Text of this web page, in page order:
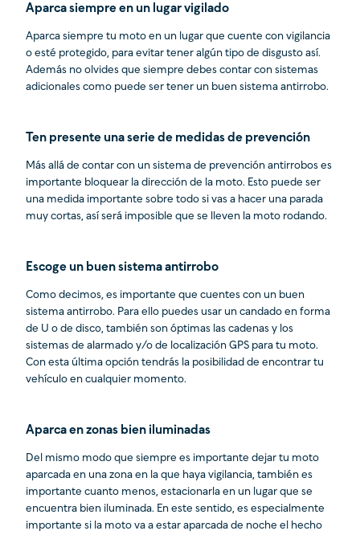
Aparca siempre en un lugar vigilado
Aparca siempre tu moto en un lugar que cuente con vigilancia
o esté protegido, para evitar tener algún tipo de disgusto así.
Además no olvides que siempre debes contar con sistemas
adicionales como puede ser tener un buen sistema antirrobo.
Ten presente una serie de medidas de prevención
Más allá de contar con un sistema de prevención antirrobos es
importante bloquear la dirección de la moto. Esto puede ser
una medida importante sobre todo si vas a hacer una parada
muy cortas, así será imposible que se lleven la moto rodando.
Escoge un buen sistema antirrobo
Como decimos, es importante que cuentes con un buen
sistema antirrobo. Para ello puedes usar un candado en forma
de U o de disco, también son óptimas las cadenas y los
sistemas de alarmado y/o de localización GPS para tu moto.
Con esta última opción tendrás la posibilidad de encontrar tu
vehículo en cualquier momento.
Aparca en zonas bien iluminadas
Del mismo modo que siempre es importante dejar tu moto
aparcada en una zona en la que haya vigilancia, también es
importante cuanto menos, estacionarla en un lugar que se
encuentra bien iluminada. En este sentido, es especialmente
importante si la moto va a estar aparcada de noche el hecho